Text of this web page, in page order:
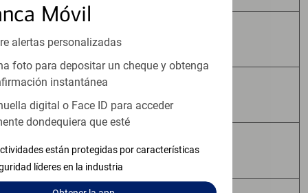
Móvil
alertas personalizadas
foto para depositar un cheque y obtenga
instantánea
digital o Face ID para acceder
dondequiera que esté
están protegidas por características
líderes en la industria
No Tienen Garantía Bancaria
No Constituyen Depósitos